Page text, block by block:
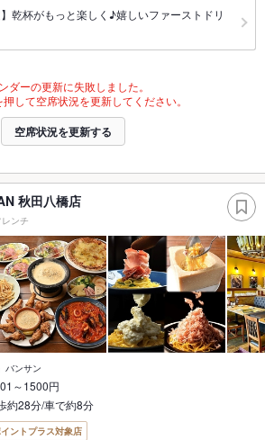
乾杯がもっと楽しく♪嬉しいファーストドリ
ダーの更新に失敗しました。
して空席状況を更新してください。
空席状況を更新する
秋田八橋店
ンチ
バンサン
～1500円
約28分/車で約8分
ントプラス対象店